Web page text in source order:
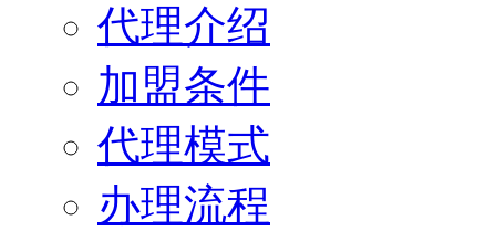
代理介绍
加盟条件
代理模式
办理流程